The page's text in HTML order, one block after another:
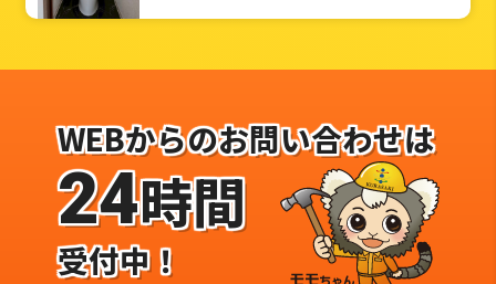
WEBからのお問い合わせは
24時間
受付中！